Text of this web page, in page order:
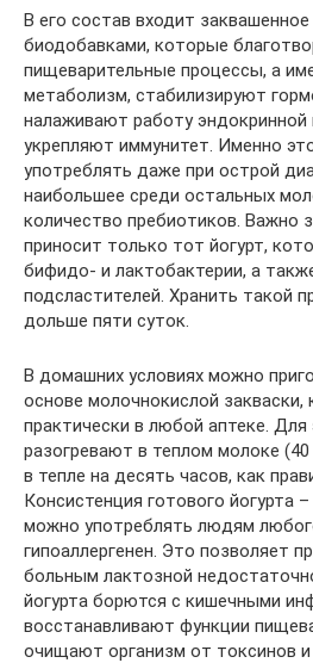
В его состав входит
биодобавками, которые
пищеварительные процессы, а
метаболизм, стабилизируют
налаживают работу эндокринной
укрепляют иммунитет. Именно
употреблять даже при острой
наибольшее среди остальных
количество пребиотиков. Важно
приносит только тот йогурт,
бифидо- и лактобактерии, а
подсластителей. Хранить такой
дольше пяти суток.
В домашних условиях можно
основе молочнокислой закваски,
практически в любой аптеке. Для
разогревают в теплом молоке
в тепле на десять часов, как
Консистенция готового йогурта
можно употреблять людям
гипоаллергенен. Это позволяет
больным лактозной
йогурта борются с кишечными
восстанавливают функции
очищают организм от токсинов